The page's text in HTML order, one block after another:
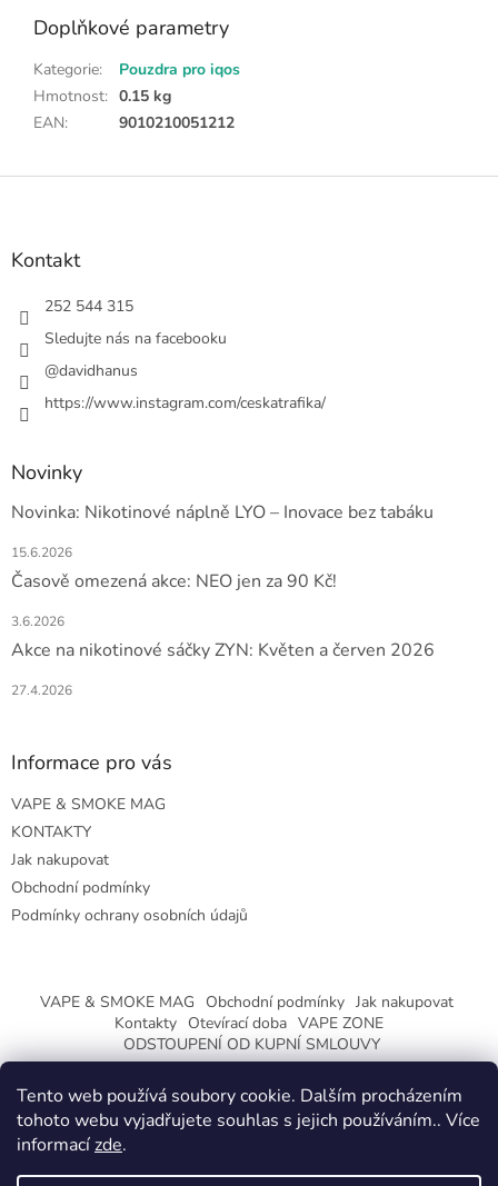
Tento web používá soubory cookie. Dalším procházením
tohoto webu vyjadřujete souhlas s jejich používáním.. Více
informacízde.
Doplňkové parametry
Kategorie:
Pouzdra pro iqos
Hmotnost: 0.15 kg
EAN: 9010210051212
Z
Kontakt
252 544 315
Sledujte nás na facebooku
@davidhanus
https://www.instagram.com/ceskatrafika/
Novinky
Novinka: Nikotinové náplně LYO – Inovace bez tabáku
15.6.2026
Časově omezená akce: NEO jen za 90 Kč!
3.6.2026
Akce na nikotinové sáčky ZYN: Květen a červen 2026
27.4.2026
Informace pro vás
VAPE & SMOKE MAG
KONTAKTY
Jak nakupovat
Obchodní podmínky
Podmínky ochrany osobních údajů
VAPE & SMOKE MAG Obchodní podmínky Jak nakupovat
Kontakty Otevírací doba VAPE ZONE
ODSTOUPENÍ OD KUPNÍ SMLOUVY